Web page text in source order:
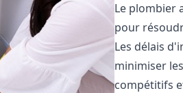
Le plombier
pour
Les délais
minimiser
compétitifs